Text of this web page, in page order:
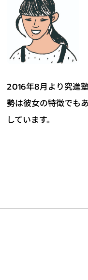
2016年8月より究進
勢は彼女の特徴でも
しています。